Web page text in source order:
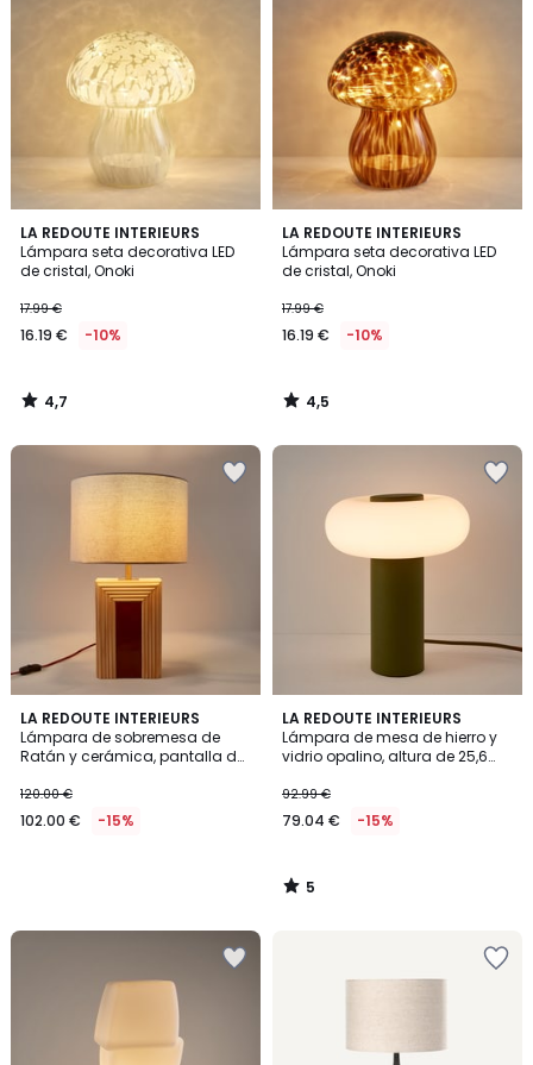
LA REDOUTE INTERIEURS
Lámpara seta decorativa LED
de cristal, Onoki
17.99 €
16.19 € -10%
4,7
/ 5
4,7
/
LA REDOUTE INTERIEURS
Lámpara seta decorativa LED
de cristal, Onoki
17.99 €
16.19 € -10%
4,5
/ 5
4,5
/
LA REDOUTE INTERIEURS
Lámpara de sobremesa de
Ratán y cerámica, pantalla de
120.00 €
102.00 € -15%
LA REDOUTE INTERIEURS
Lámpara de mesa de hierro y
vidrio opalino, altura de 25,6
92.99 €
79.04 € -15%
5
/
5
5
/